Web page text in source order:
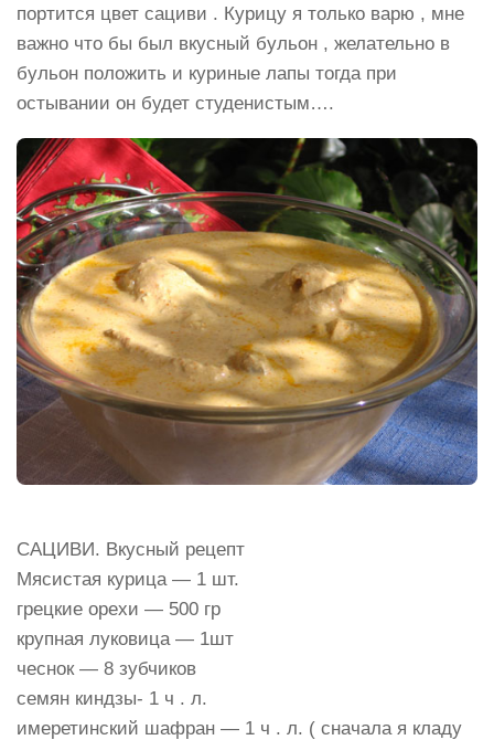
портится цвет сациви . Курицу я только варю , мне
важно что бы был вкусный бульон , желательно в
бульон положить и куриные лапы тогда при
остывании он будет студенистым….
САЦИВИ. Вкусный рецепт
Мясистая курица — 1 шт.
грецкие орехи — 500 гр
крупная луковица — 1шт
чеснок — 8 зубчиков
семян киндзы- 1 ч . л.
имеретинский шафран — 1 ч . л. ( сначала я кладу